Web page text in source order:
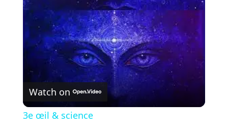
a
y
V
i
Watch on
3e œil & science